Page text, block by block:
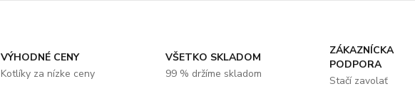
VÝHODNÉ CENY
Kotlíky za nízke ceny
VŠETKO SKLADOM
99 % držíme skladom
ZÁKAZNÍCKA
PODPORA
Stačí zavolať